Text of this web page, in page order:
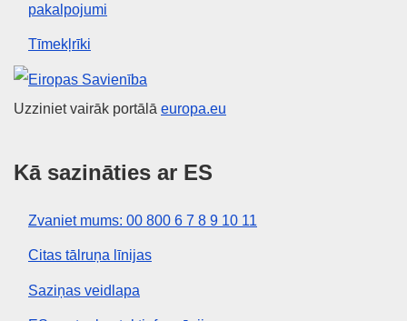
pakalpojumi
Tīmekļrīki
Eiropas Savienība
Uzziniet vairāk portālā europa.eu
Kā sazināties ar ES
Zvaniet mums: 00 800 6 7 8 9 10 11
Citas tālruņa līnijas
Saziņas veidlapa